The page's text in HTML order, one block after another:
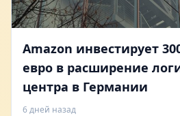
Amazon инвестирует
евро в расширение
центра в Германии
6 дней назад